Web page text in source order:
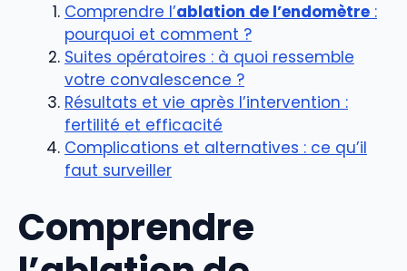
Comprendre l’ablation de l’endomètre :
pourquoi et comment ?
Suites opératoires : à quoi ressemble
votre convalescence ?
Résultats et vie après l’intervention :
fertilité et efficacité
Complications et alternatives : ce qu’il
faut surveiller
Comprendre